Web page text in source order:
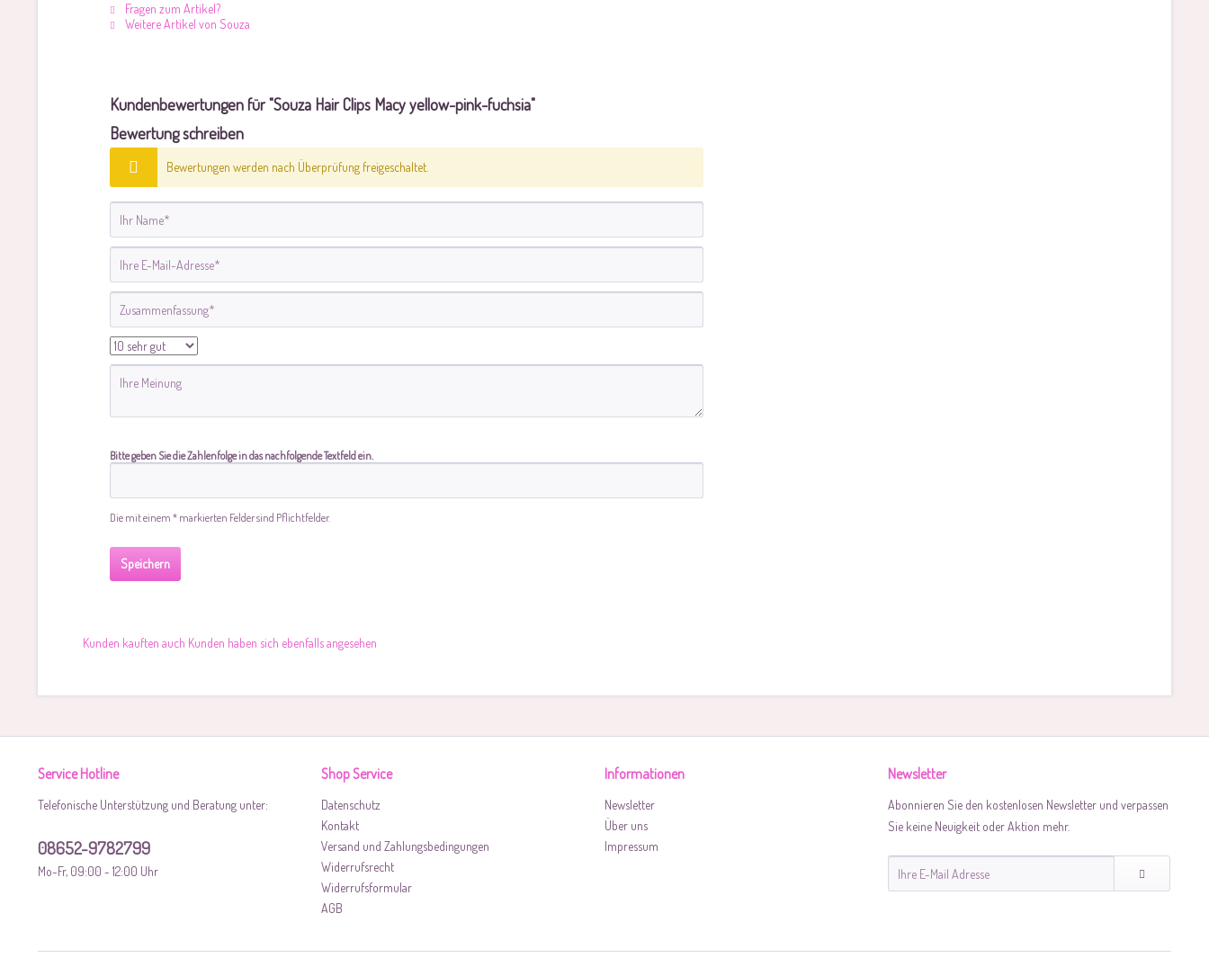
Fragen zum Artikel?
Weitere Artikel von Souza
Kundenbewertungen für "Souza Hair Clips Macy yellow-pink-fuchsia"
Bewertung schreiben
Bewertungen werden nach Überprüfung freigeschaltet.
Bitte geben Sie die Zahlenfolge in das nachfolgende Textfeld ein.
Die mit einem * markierten Felder sind Pflichtfelder.
Speichern
Kunden kauften auch Kunden haben sich ebenfalls angesehen
Service Hotline
Telefonische Unterstützung und Beratung unter:
08652-9782799
Mo-Fr, 09:00 - 12:00 Uhr
Shop Service
Datenschutz
Kontakt
Versand und Zahlungsbedingungen
Widerrufsrecht
Widerrufsformular
AGB
Informationen
Newsletter
Über uns
Impressum
Newsletter
Abonnieren Sie den kostenlosen Newsletter und verpassen
Sie keine Neuigkeit oder Aktion mehr.